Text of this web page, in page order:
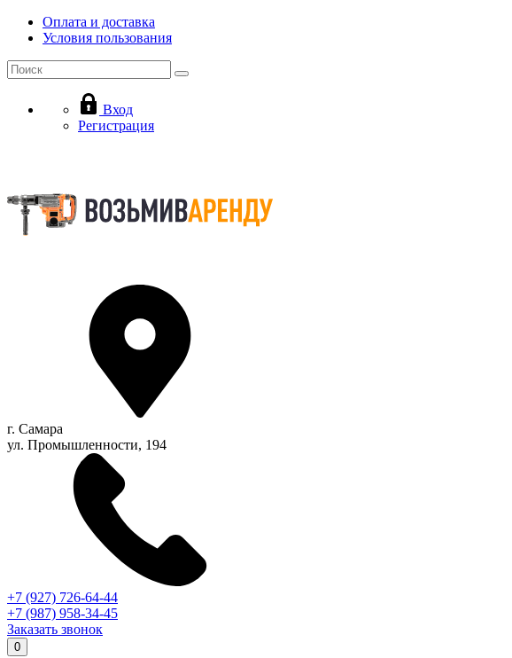
Оплата и доставка
Условия пользования
Вход
Регистрация
г. Самара
ул. Промышленности, 194
+7 (927) 726-64-44
+7 (987) 958-34-45
Заказать звонок
0